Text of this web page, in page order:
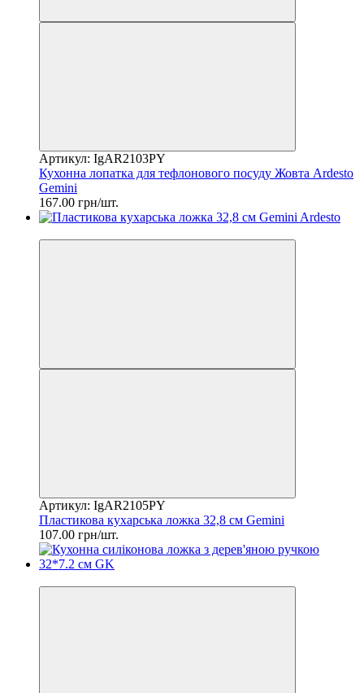
Артикул: IgAR2103PY
Кухонна лопатка для тефлонового посуду Жовта Ardesto
Gemini
167.00 грн/шт.
Артикул: IgAR2105PY
Пластикова кухарська ложка 32,8 см Gemini
107.00 грн/шт.